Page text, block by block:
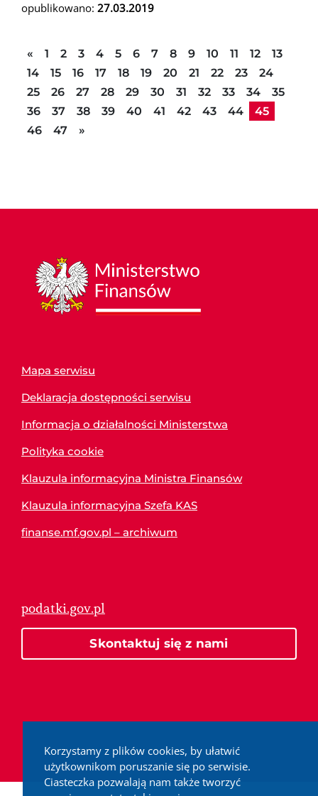
Korzystamy z plików cookies, by ułatwić
użytkownikom poruszanie się po serwisie.
Ciasteczka pozwalają nam także tworzyć
opublikowano: 27.03.2019
« Poprzednia strona
1 2 3 4 5 6 7 8 9 10 11 12
13
14
15 16 17 18 19 20 21 22 23
24
25
26 27 28 29 30 31 32 33 34
35
36
37 38 39 40 41 42 43 44
45
46
47 »
Mapa serwisu
Deklaracja dostępności serwisu
Informacja o działalności Ministerstwa
Polityka cookie
Klauzula informacyjna Ministra Finansów
Klauzula informacyjna Szefa KAS
finanse.mf.gov.pl – archiwum
podatki.gov.pl
Skontaktuj się z nami